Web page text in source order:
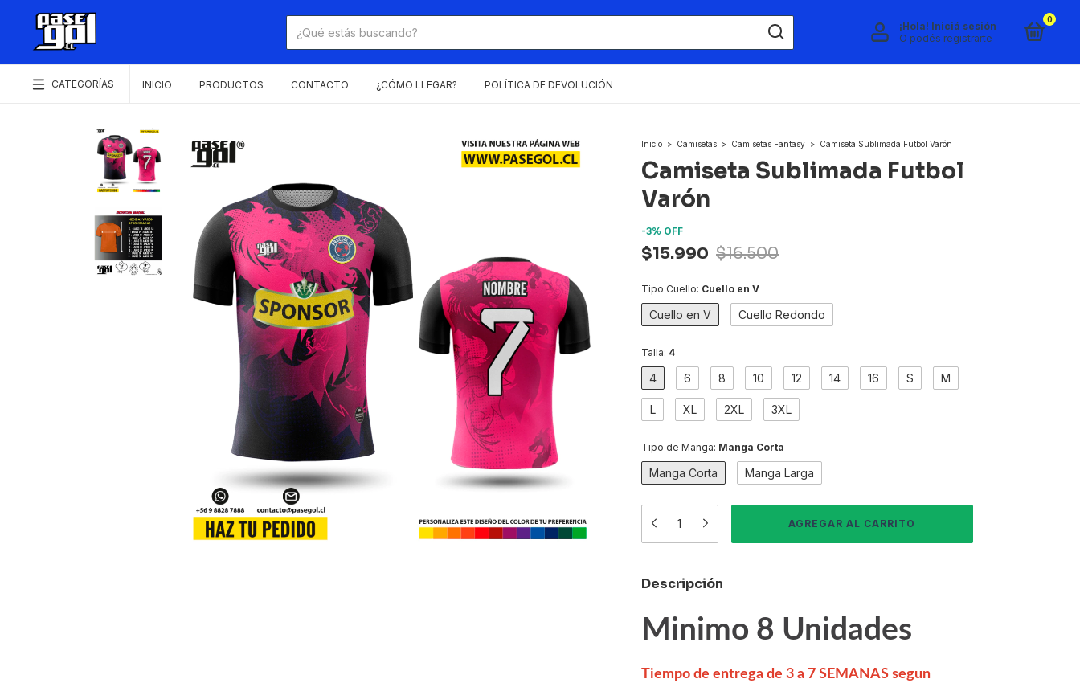
¡Hola! Iniciá sesión
O podés registrarte
0
CATEGORÍAS INICIO PRODUCTOS CONTACTO ¿CÓMO LLEGAR? POLÍTICA DE DEVOLUCIÓN
Inicio > Camisetas > Camisetas Fantasy > Camiseta Sublimada Futbol Varón
Camiseta Sublimada Futbol
Varón
-3% OFF
$15.990 $16.500
Tipo Cuello: Cuello en V
Cuello en V Cuello Redondo
Talla: 4
4 6 8 10 12 14 16 S M
L XL 2XL 3XL
Tipo de Manga: Manga Corta
Manga Corta Manga Larga
Descripción
Minimo 8 Unidades
Tiempo de entrega de 3 a 7 SEMANAS segun